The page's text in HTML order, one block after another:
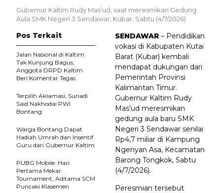
Gubernur Kaltim Rudy Mas’ud, saat meresmikan Gedung
Aula SMK Negeri 3 Sendawar, Kubar. Sabtu (4/7/2026)
SENDAWAR – Pendidikan
vokasi di Kabupaten Kutai
Barat (Kubar) kembali
mendapat dukungan dari
Pemerintah Provinsi
Kalimantan Timur.
Gubernur Kaltim Rudy
Mas’ud meresmikan
gedung aula baru SMK
Negeri 3 Sendawar senilai
Rp4,7 miliar di Kampung
Ngenyan Asa, Kecamatan
Barong Tongkok, Sabtu
(4/7/2026).
Peresmian tersebut
Pos Terkait
Jalan Nasional di Kaltim
Tak Kunjung Bagus,
Anggota DRPD Kaltim
Beri Komentar Tegas
Terpilih Aklamasi, Suriadi
Said Nakhodai PWI
Bontang
Warga Bontang Dapat
Hadiah Umrah dan Insentif
Guru dari Gubernur Kaltim
PUBG Mobile: Hari
Pertama Mekar
Tournament, Aditama SCM
Puncaki Klasemen